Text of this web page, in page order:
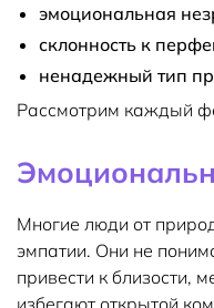
эмоциональная
склонность к
ненадежный тип
Рассмотрим каждый
Многие люди от
эмпатии. Они не
привести к близости,
избегают открытой